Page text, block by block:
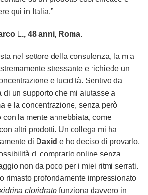
qui in Italia.”
L., 48 anni, Roma.
nel settore della consulenza, la mia
stressante e richiede un
e lucidità. Sentivo da
di un supporto che mi aiutasse a
e la concentrazione, senza però
con la mente annebbiata, come
altri prodotti. Un collega mi ha
di Daxid e ho deciso di provarlo,
di comprarlo online senza
non da poco per i miei ritmi serrati.
rimasto profondamente impressionato
cloridrato funziona davvero in